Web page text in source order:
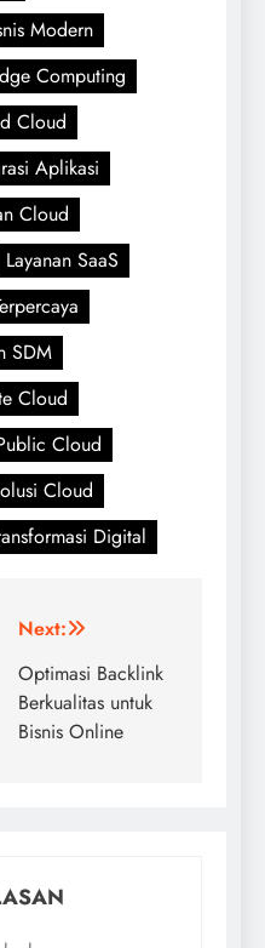
Modern
Computing
Cloud
Aplikasi
Cloud
Layanan SaaS
SDM
Cloud
Cloud
Cloud
Digital
Next:
Optimasi Backlink
Berkualitas untuk
Bisnis Online